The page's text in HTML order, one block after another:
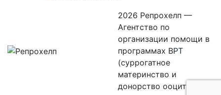
2026 Репрохелп —
Агентство по
организации помощи в
программах ВРТ
(суррогатное
материнство и
донорство ооцитов)